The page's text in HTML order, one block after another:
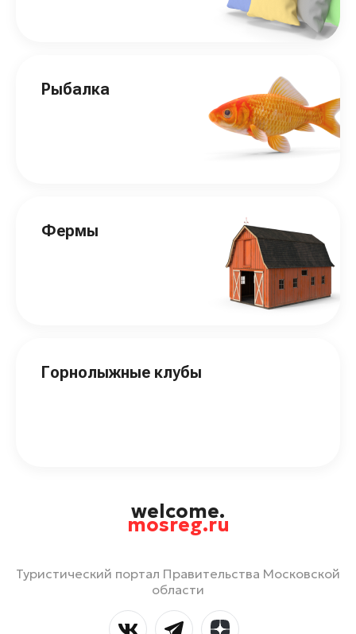
Рыбалка
Фермы
Горнолыжные клубы
welcome.
mosreg.ru
Туристический портал Правительства Московской
области